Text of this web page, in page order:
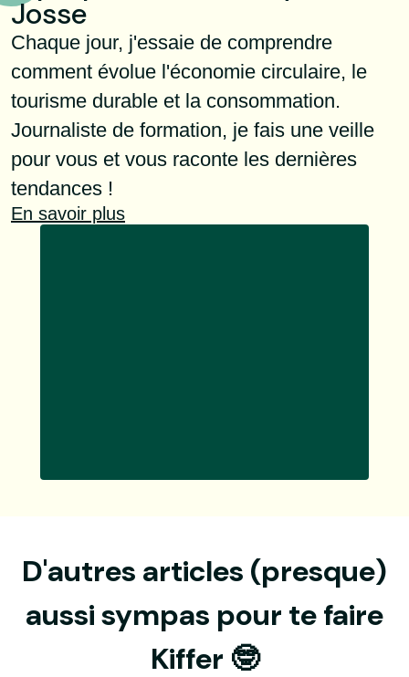
Josse
Chaque jour, j'essaie de comprendre
comment évolue l'économie circulaire, le
tourisme durable et la consommation.
Journaliste de formation, je fais une veille
pour vous et vous raconte les dernières
tendances !
En savoir plus
D'autres articles (presque)
aussi sympas pour te faire
Kiffer 🤓